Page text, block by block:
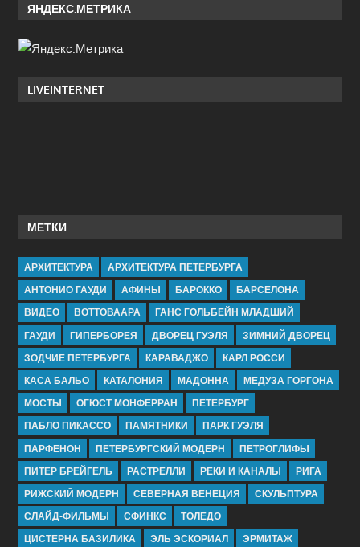
ЯНДЕКС.МЕТРИКА
LIVEINTERNET
МЕТКИ
АРХИТЕКТУРА
АРХИТЕКТУРА ПЕТЕРБУРГА
АНТОНИО ГАУДИ
АФИНЫ БАРОККО
БАРСЕЛОНА
ВИДЕО
ВОТТОВААРА
ГАНС ГОЛЬБЕЙН МЛАДШИЙ
ГАУДИ
ГИПЕРБОРЕЯ ДВОРЕЦ ГУЭЛЯ
ЗИМНИЙ ДВОРЕЦ
ЗОДЧИЕ ПЕТЕРБУРГА
КАРАВАДЖО
КАРЛ РОССИ
КАСА БАЛЬО
КАТАЛОНИЯ МАДОННА
МЕДУЗА ГОРГОНА
МОСТЫ
ОГЮСТ МОНФЕРРАН
ПЕТЕРБУРГ
ПАБЛО ПИКАССО
ПАМЯТНИКИ
ПАРК ГУЭЛЯ
ПАРФЕНОН
ПЕТЕРБУРГСКИЙ МОДЕРН
ПЕТРОГЛИФЫ
ПИТЕР БРЕЙГЕЛЬ
РАСТРЕЛЛИ РЕКИ И КАНАЛЫ
РИГА
РИЖСКИЙ МОДЕРН
СЕВЕРНАЯ ВЕНЕЦИЯ
СКУЛЬПТУРА
СЛАЙД-ФИЛЬМЫ
СФИНКС
ТОЛЕДО
ЦИСТЕРНА БАЗИЛИКА
ЭЛЬ ЭСКОРИАЛ ЭРМИТАЖ